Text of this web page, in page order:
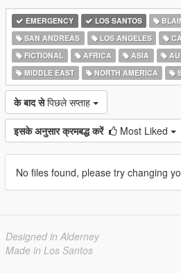
EMERGENCY LOS SANTOS
SAN ANDREAS
LOS ANGELES
FICTIONAL
AFRICA ASIA
MIDDLE EAST
NORTH AMERICA
के बाद से पिछले सप्ताह
इसके अनुसार क्रमबद्ध करें Most Liked
No files found, please try changing
Designed in Alderney
Made in Los Santos